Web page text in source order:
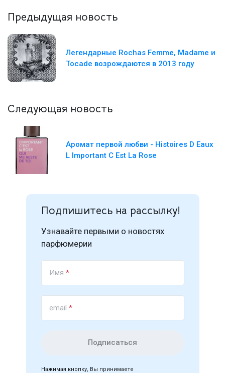
Предыдущая новость
Легендарные Rochas Femme, Madame и
Tocade возрождаются в 2013 году
Следующая новость
Аромат первой любви - Histoires D Eaux
L Important C Est La Rose
Подпишитесь на рассылку!
Узнавайте первыми о новостях
парфюмерии
Имя *
email *
Подписаться
Нажимая кнопку, Вы принимаете